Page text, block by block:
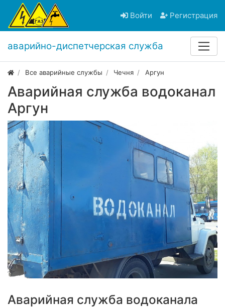
Войти Регистрация
аварийно-диспетчерская служба
Все аварийные службы Чечня Аргун
Аварийная служба водоканал
Аргун
Аварийная служба водоканала